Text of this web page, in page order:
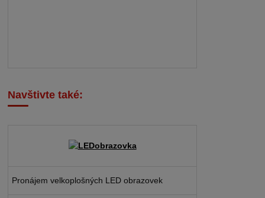
Navštivte také:
Pronájem velkoplošných LED obrazovek